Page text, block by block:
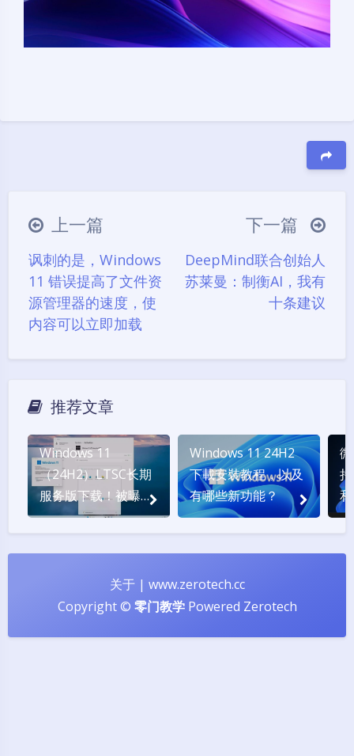
上一篇
讽刺的是，Windows
11 错误提高了文件资
源管理器的速度，使
内容可以立即加载
下一篇
DeepMind联合创始人
苏莱曼：制衡AI，我有
十条建议
推荐文章
Windows 11
（24H2）LTSC长期
服务版下载！被曝光
的版本号 Build
Windows 11 24H2
下載安裝教程，以及
有哪些新功能？
关于| www.zerotech.cc
Copyright © 零门教学Powered Zerotech